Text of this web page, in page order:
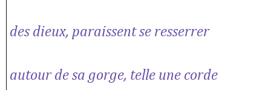
des dieux, paraissent se resserrer
autour de sa gorge, telle une corde